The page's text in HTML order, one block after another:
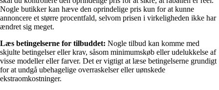
Nogle butikker kan hæve den oprindelige pris kun for at kunne
annoncere et større procentfald, selvom prisen i virkeligheden ikke har
ændret sig meget.
Læs betingelserne for tilbuddet: Nogle tilbud kan komme med
skjulte betingelser eller krav, såsom minimumskøb eller udelukkelse af
visse modeller eller farver. Det er vigtigt at læse betingelserne grundigt
for at undgå ubehagelige overraskelser eller uønskede
ekstraomkostninger.